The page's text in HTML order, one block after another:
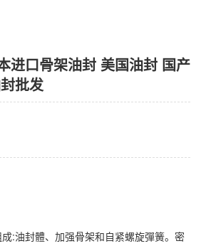
进口骨架油封 美国油封 国产
批发
:油封體、加强骨架和自紧螺旋彈簧。密